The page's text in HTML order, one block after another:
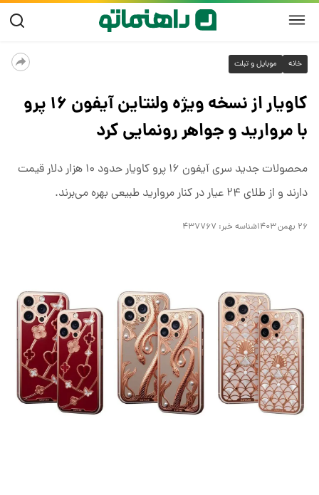
خانه موبایل و تبلت
کاویار از نسخه ویژه ولنتاین آیفون ۱۶ پرو
با مروارید و جواهر رونمایی کرد
محصولات جدید سری آیفون ۱۶ پرو کاویار حدود ۱۰ هزار دلار قیمت
دارند و از طلای ۲۴ عیار در کنار مروارید طبیعی بهره می‌برند.
۲۶ بهمن ۱۴۰۳ شناسه خبر: ۴۳۷۷۶۷